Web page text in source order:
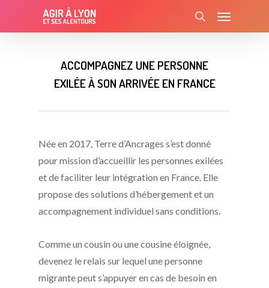
Menu
ACCOMPAGNEZ UNE PERSONNE
EXILÉE À SON ARRIVÉE EN FRANCE
Née en 2017, Terre d’Ancrages s’est donné
pour mission d’accueillir les personnes exilées
et de faciliter leur intégration en France. Elle
propose des solutions d’hébergement et un
accompagnement individuel sans conditions.
Comme un cousin ou une cousine éloignée,
devenez le relais sur lequel une personne
migrante peut s’appuyer en cas de besoin en